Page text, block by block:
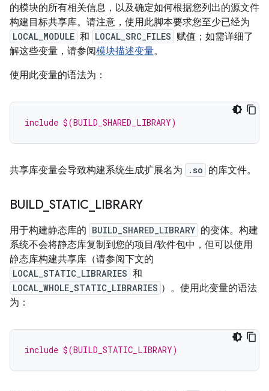
的模块的所有相关信息，以及确定如何根据您列出的源文件
构建目标共享库。请注意，使用此脚本要求您至少已经为
LOCAL_MODULE 和 LOCAL_SRC_FILES 赋值；如需详细了
解这些变量，请参阅模块描述变量。
使用此变量的语法为：
include $(BUILD_SHARED_LIBRARY)
共享库变量会导致构建系统生成扩展名为 .so 的库文件。
BUILD_ STATIC LIBRARY
用于构建静态库的 BUILD_SHARED_LIBRARY 的变体。构建
系统不会将静态库复制到您的项目/软件包中，但可以使用
静态库构建共享库（请参阅下文的
LOCAL_STATIC_LIBRARIES 和
LOCAL_WHOLE_STATIC_LIBRARIES ）。使用此变量的语法
为：
include $(BUILD_STATIC_LIBRARY)